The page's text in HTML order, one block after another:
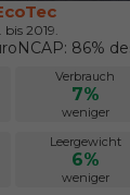
2019.
86%
Verbrauch
7%
weniger
Leergewicht
6%
weniger